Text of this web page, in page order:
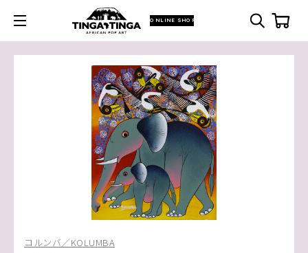
ONLINE SHOP
コルンバ／KOLUMBA